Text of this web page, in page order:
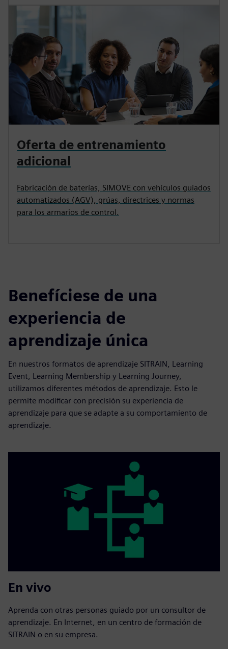
Oferta de entrenamiento
adicional
Fabricación de baterías, SIMOVE con vehículos guiados
automatizados (AGV), grúas, directrices y normas
para los armarios de control.
Benefíciese de una
experiencia de
aprendizaje única
En nuestros formatos de aprendizaje SITRAIN, Learning
Event, Learning Membership y Learning Journey,
utilizamos diferentes métodos de aprendizaje. Esto le
permite modificar con precisión su experiencia de
aprendizaje para que se adapte a su comportamiento de
aprendizaje.
En vivo
Aprenda con otras personas guiado por un consultor de
aprendizaje. En Internet, en un centro de formación de
SITRAIN o en su empresa.